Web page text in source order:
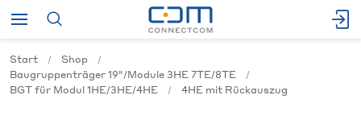
Start
Shop
Baugruppenträger 19"/Module 3HE 7TE/8TE
BGT für Modul 1HE/3HE/4HE
4HE mit Rückauszug